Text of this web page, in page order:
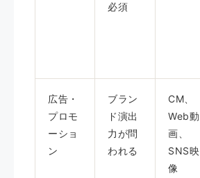
必須
広告・
プロモ
ーショ
ン
ブラン
ド演出
力が問
われる
CM、
Web動
画、
SNS映
像